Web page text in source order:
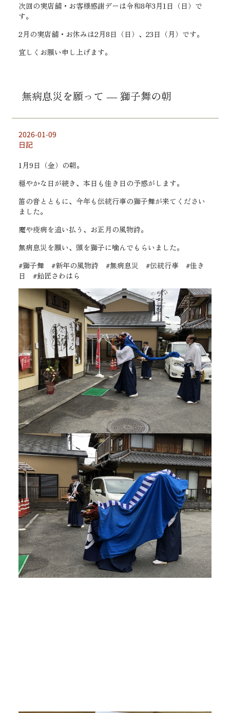
次回の実店舗・お客様感謝デーは令和8年3月1日（日）で
す。
2月の実店舗・お休みは2月8日（日）、23日（月）です。
宜しくお願い申し上げます。
無病息災を願って ― 獅子舞の朝
2026-01-09
日記
1月9日（金）の朝。
穏やかな日が続き、本日も佳き日の予感がします。
笛の音とともに、今年も伝統行事の獅子舞が来てください
ました。
魔や疫病を追い払う、お正月の風物詩。
無病息災を願い、頭を獅子に噛んでもらいました。
#獅子舞 #新年の風物詩 #無病息災 #伝統行事 #佳き
日 #飴匠さわはら